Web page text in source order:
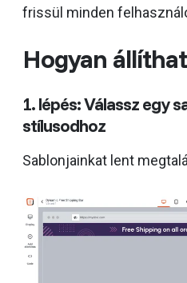
frissül minden
Hogyan
1. lépés: Válassz egy
stílusodhoz
Sablonjainkat lent